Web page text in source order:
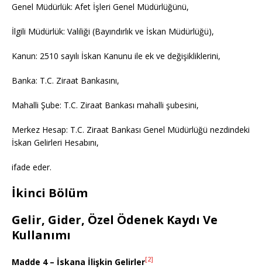
Genel Müdürlük: Afet İşleri Genel Müdürlüğünü,
İlgili Müdürlük: Valiliği (Bayındırlık ve İskan Müdürlüğü),
Kanun: 2510 sayılı İskan Kanunu ile ek ve değişikliklerini,
Banka: T.C. Ziraat Bankasını,
Mahalli Şube: T.C. Ziraat Bankası mahalli şubesini,
Merkez Hesap: T.C. Ziraat Bankası Genel Müdürlüğü nezdindeki
İskan Gelirleri Hesabını,
ifade eder.
İkinci Bölüm
Gelir, Gider, Özel Ödenek Kaydı Ve
Kullanımı
Madde 4 – İskana İlişkin Gelirler[2]